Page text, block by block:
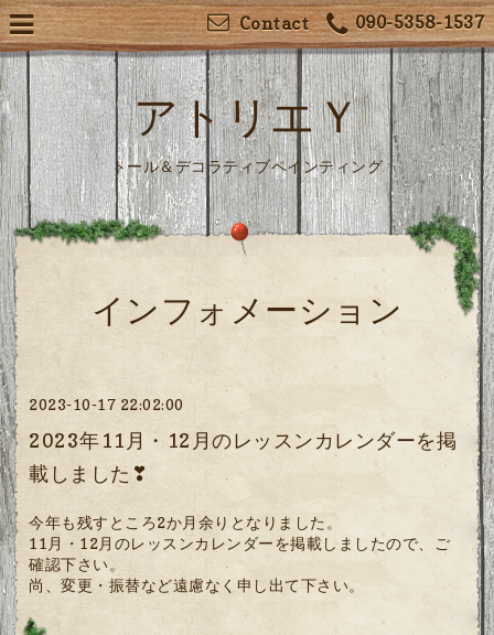
090-5358-1537
Contact
アトリエＹ
トール＆デコラティブペインティング
インフォメーション
2023-10-17 22:02:00
2023年11月・12月のレッスンカレンダーを掲
載しました❣
今年も残すところ2か月余りとなりました。
11月・12月のレッスンカレンダーを掲載しましたので、ご
確認下さい。
尚、変更・振替など遠慮なく申し出て下さい。